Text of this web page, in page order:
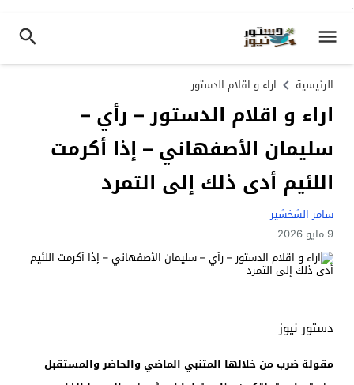
.
الرئيسية اراء و اقلام الدستور
اراء و اقلام الدستور – رأي –
سليمان الأصفهاني – إذا أكرمت
اللئيم أدى ذلك إلى التمرد
سامر الشخشير
9 مايو 2026
دستور نيوز
مقولة ضرب من خلالها المتنبي الماضي والحاضر والمستقبل